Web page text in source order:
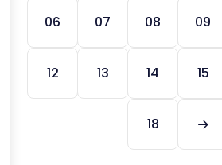
06 07 08 09
12 13 14 15
18